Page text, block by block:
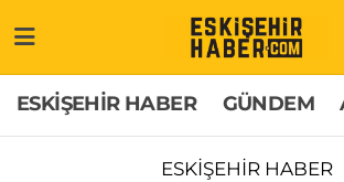
ESKİŞEHİR HABER GÜNDEM
ESKİŞEHİR HABER
GÜNDEM
Hakkımızda
Odunpazarı Trafik Yoğunluk